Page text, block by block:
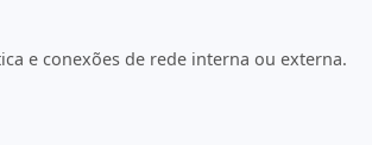
e conexões de rede interna ou externa.